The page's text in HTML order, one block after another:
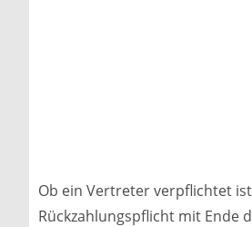
Ob ein Vertreter verpflichtet
Rückzahlungspflicht mit Ende